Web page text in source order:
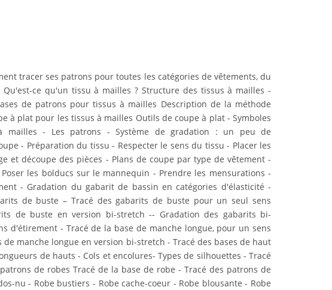
tracer ses patrons pour toutes les catégories de vêtements, du
Qu'est-ce qu'un tissu à mailles ? Structure des tissus à mailles -
de patrons pour tissus à mailles Description de la méthode
à plat pour les tissus à mailles Outils de coupe à plat - Symboles
- Les patrons - Système de gradation : un peu de
- Préparation du tissu - Respecter le sens du tissu - Placer les
et découpe des pièces - Plans de coupe par type de vêtement -
les bolducs sur le mannequin - Prendre les mensurations -
- Gradation du gabarit de bassin en catégories d'élasticité -
de buste – Tracé des gabarits de buste pour un seul sens
de buste en version bi-stretch -- Gradation des gabarits bi-
d'étirement - Tracé de la base de manche longue, pour un sens
manche longue en version bi-stretch - Tracé des bases de haut
de hauts - Cols et encolures- Types de silhouettes - Tracé
de robes Tracé de la base de robe - Tracé des patrons de
nu - Robe bustiers - Robe cache-coeur - Robe blousante - Robe